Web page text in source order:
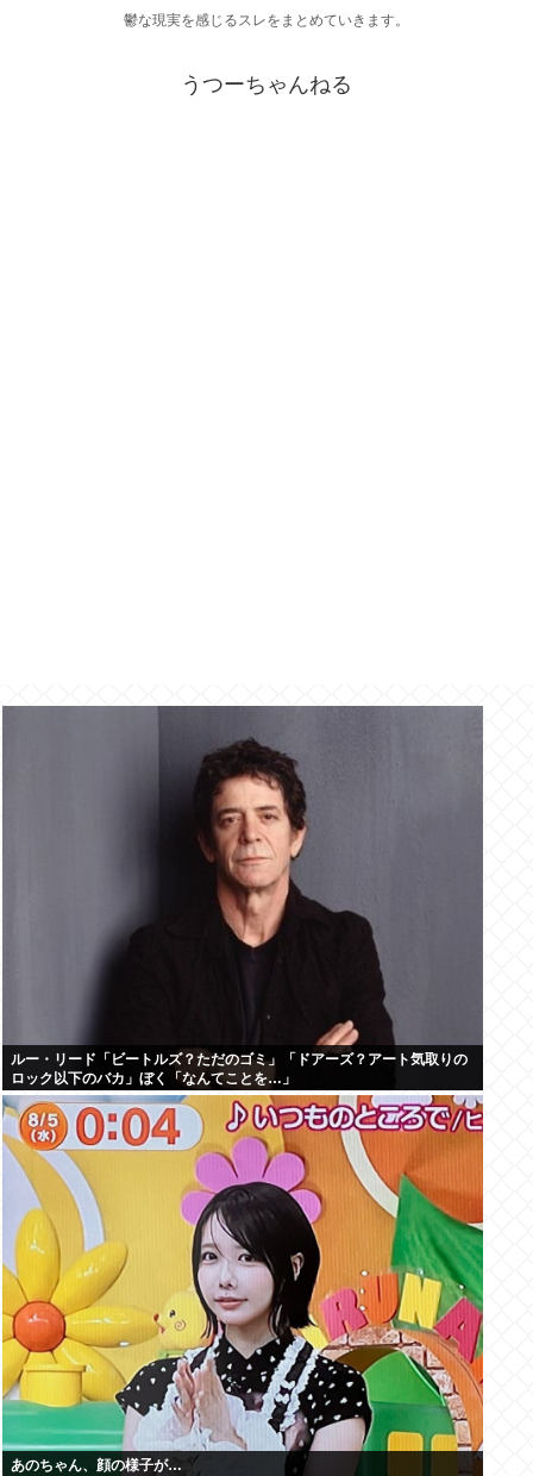
鬱な現実を感じるスレをまとめていきます。
うつーちゃんねる
ルー・リード「ビートルズ？ただのゴミ」「ドアーズ？アート気取りの
ロック以下のバカ」ぼく「なんてことを…」
あのちゃん、顔の様子が…